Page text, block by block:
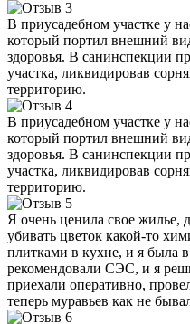
В приусадебном участке у
который портил внешний
здоровья. В санинспекции
участка, ликвидировав
территорию.
В приусадебном участке у
который портил внешний
здоровья. В санинспекции
участка, ликвидировав
территорию.
Я очень ценила свое жилье,
убивать цветок какой-то
плитками в кухне, и я была
рекомендовали СЭС, и я
приехали оперативно,
теперь муравьев как не